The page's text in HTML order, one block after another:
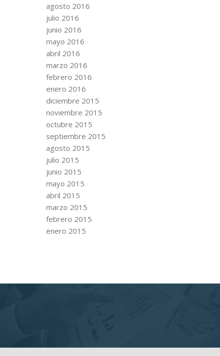
agosto 2016
julio 2016
junio 2016
mayo 2016
abril 2016
marzo 2016
febrero 2016
enero 2016
diciembre 2015
noviembre 2015
octubre 2015
septiembre 2015
agosto 2015
julio 2015
junio 2015
mayo 2015
abril 2015
marzo 2015
febrero 2015
enero 2015